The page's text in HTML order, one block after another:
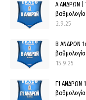
Α ΑΝΔΡΩΝ |
2.9.25
Β ΑΝΔΡΩΝ
15.9.25
Γ1 ΑΝΔΡΩΝ